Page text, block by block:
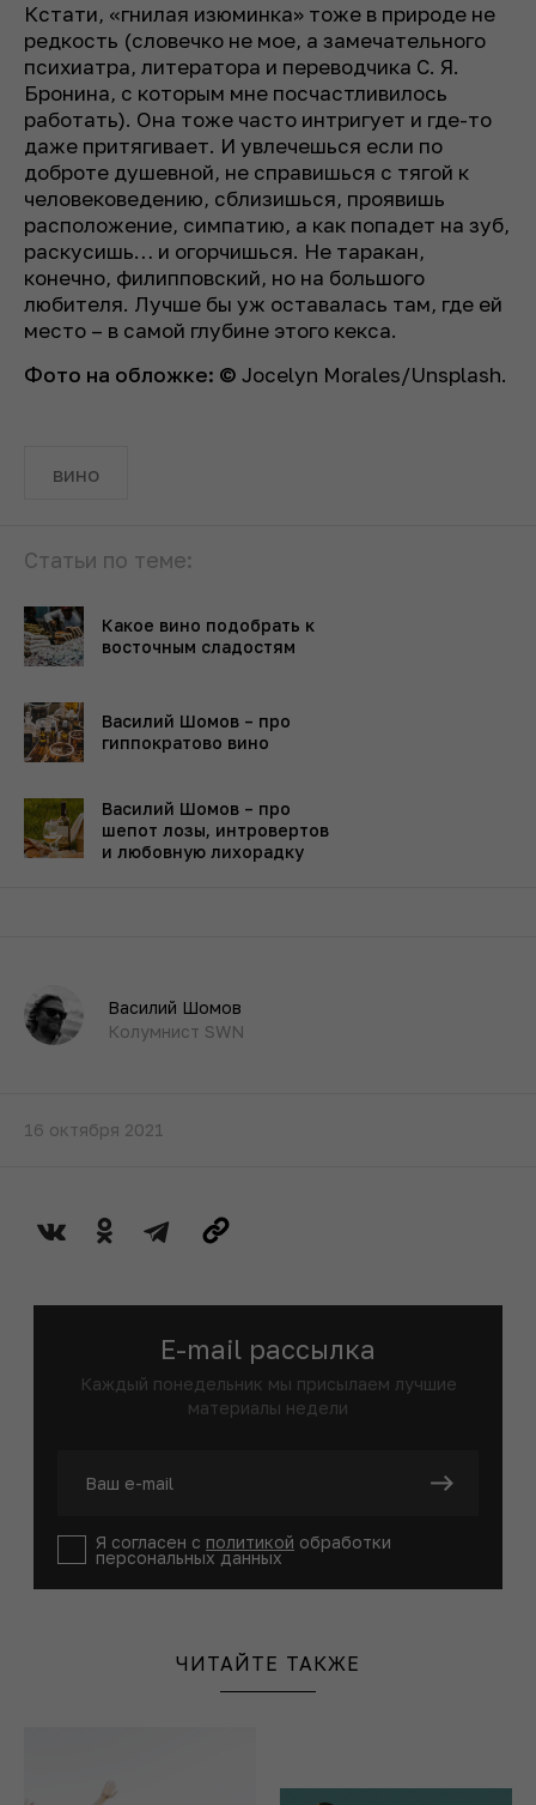
Кстати, «гнилая изюминка» тоже в природе не
редкость (словечко не мое, а замечательного
психиатра, литератора и переводчика С. Я.
Бронина, с которым мне посчастливилось
работать). Она тоже часто интригует и где-то
даже притягивает. И увлечешься если по
доброте душевной, не справишься с тягой к
человековедению, сблизишься, проявишь
расположение, симпатию, а как попадет на зуб,
раскусишь… и огорчишься. Не таракан,
конечно, филипповский, но на большого
любителя. Лучше бы уж оставалась там, где ей
место – в самой глубине этого кекса.
Фото на обложке: © Jocelyn Morales/Unsplash.
вино
Статьи по теме:
Какое вино подобрать к
восточным сладостям
Василий Шомов – про
гиппократово вино
Василий Шомов – про
шепот лозы, интровертов
и любовную лихорадку
Василий Шомов
Колумнист SWN
16 октября 2021
E-mail рассылка
Каждый понедельник мы присылаем лучшие
материалы недели
Я согласен с политикой обработки
персональных данных
ЧИТАЙТЕ ТАКЖЕ